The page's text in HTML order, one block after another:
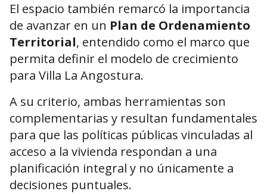
El espacio también remarcó la importancia
de avanzar en un Plan de Ordenamiento
Territorial, entendido como el marco que
permita definir el modelo de crecimiento
para Villa La Angostura.
A su criterio, ambas herramientas son
complementarias y resultan fundamentales
para que las políticas públicas vinculadas al
acceso a la vivienda respondan a una
planificación integral y no únicamente a
decisiones puntuales.